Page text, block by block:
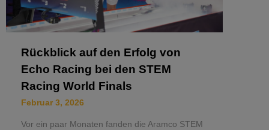
Rückblick auf den Erfolg von
Echo Racing bei den STEM
Racing World Finals
Februar 3, 2026
Vor ein paar Monaten fanden die Aramco STEM